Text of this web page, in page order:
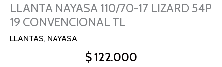
LLANTA NAYASA 110/70-17 LIZARD 54P
19 CONVENCIONAL TL
LLANTAS, NAYASA
$122.000